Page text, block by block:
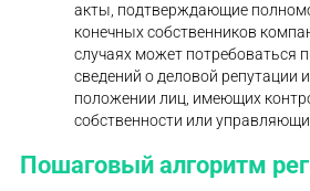
акты, подтверждающие
конечных собственников
случаях может потребоваться
сведений о деловой репутации
положении лиц, имеющих
собственности или
Пошаговый алгоритм